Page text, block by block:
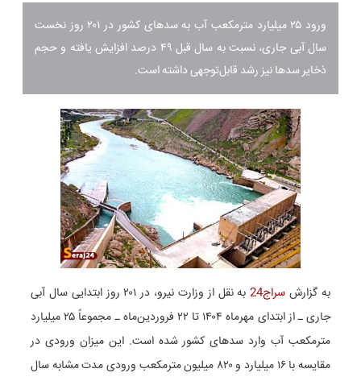
ورود ۲۵ میلیارد مترمکعب آب به سدهای کشور در ۲۰۱ روز نخست
سال آبی جاری، نسبت به سال قبل ۴۹ درصد افزایش یافته و حجم
ذخایر سدها نیز رشد قابل‌توجهی داشته است.
به گزارش سراج24
به نقل از وزارت نیرو، در ۲۰۱ روز ابتدایی سال آبی
جاری ـ از ابتدای مهرماه ۱۴۰۴ تا ۲۲ فروردین‌ماه ـ مجموعاً ۲۵ میلیارد
مترمکعب آب وارد سدهای کشور شده است. این میزان ورودی در
مقایسه با ۱۶ میلیارد و ۸۲۰ میلیون مترمکعب ورودی مدت مشابه سال